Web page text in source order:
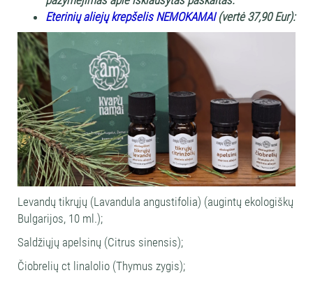
Eterinių aliejų krepšelis NEMOKAMAI(vertė 37,90 Eur):
Levandų tikrųjų (Lavandula angustifolia) (augintų ekologiškų
Bulgarijos, 10 ml.);
Saldžiųjų apelsinų (Citrus sinensis);
Čiobrelių ct linalolio (Thymus zygis);